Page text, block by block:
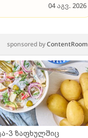
04 აგვ. 2026
sponsored byContentRoom
3 ზაფხულშიც